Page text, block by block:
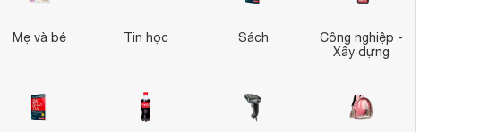
Mẹ và bé Tin học Sách
Công nghiệp -
Xây dựng